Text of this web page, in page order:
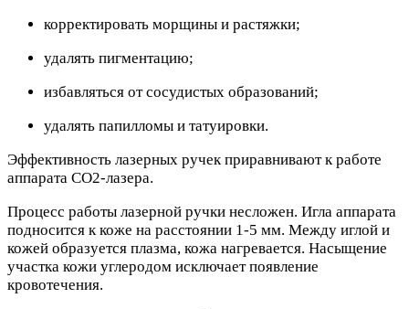
корректировать морщины и растяжки;
удалять пигментацию;
избавляться от сосудистых образований;
удалять папилломы и татуировки.
Эффективность лазерных ручек приравнивают к работе
аппарата СО2-лазера.
Процесс работы лазерной ручки несложен. Игла аппарата
подносится к коже на расстоянии 1-5 мм. Между иглой и
кожей образуется плазма, кожа нагревается. Насыщение
участка кожи углеродом исключает появление
кровотечения.